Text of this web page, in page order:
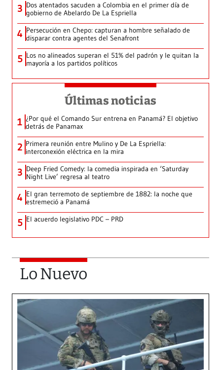
3 Dos atentados sacuden a Colombia en el primer día de
gobierno de Abelardo De La Espriella
4 Persecución en Chepo: capturan a hombre señalado de
disparar contra agentes del Senafront
5 Los no alineados superan el 51% del padrón y le quitan la
mayoría a los partidos políticos
Últimas noticias
1 ¿Por qué el Comando Sur entrena en Panamá? El objetivo
detrás de Panamax
2 Primera reunión entre Mulino y De La Espriella:
interconexión eléctrica en la mira
3 Deep Fried Comedy: la comedia inspirada en ‘Saturday
Night Live’ regresa al teatro
4 El gran terremoto de septiembre de 1882: la noche que
estremeció a Panamá
5 El acuerdo legislativo PDC – PRD
Lo Nuevo